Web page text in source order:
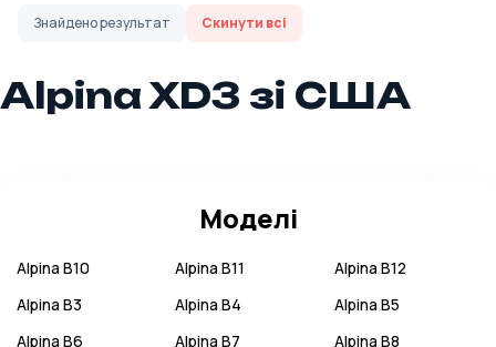
Знайденорезультат Скинути всі
Alpina XD3 зі США
Моделі
Alpina B10 Alpina B11 Alpina B12
Alpina B3 Alpina B4 Alpina B5
Alpina B6 Alpina B7 Alpina B8